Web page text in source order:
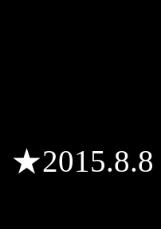
★2015.8.8